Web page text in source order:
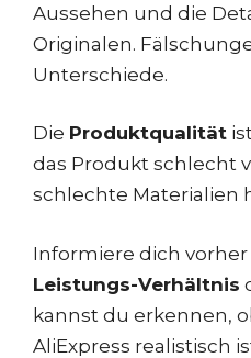
Aussehen und die
Originalen.
Unterschiede.
Die Produktqualität
das Produkt schlecht
schlechte Materialien
Informiere dich vorher
Leistungs-Verhältnis
kannst du erkennen,
AliExpress realistisch